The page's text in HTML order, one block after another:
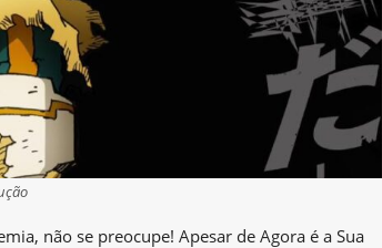
não se preocupe! Apesar de Agora é a Sua